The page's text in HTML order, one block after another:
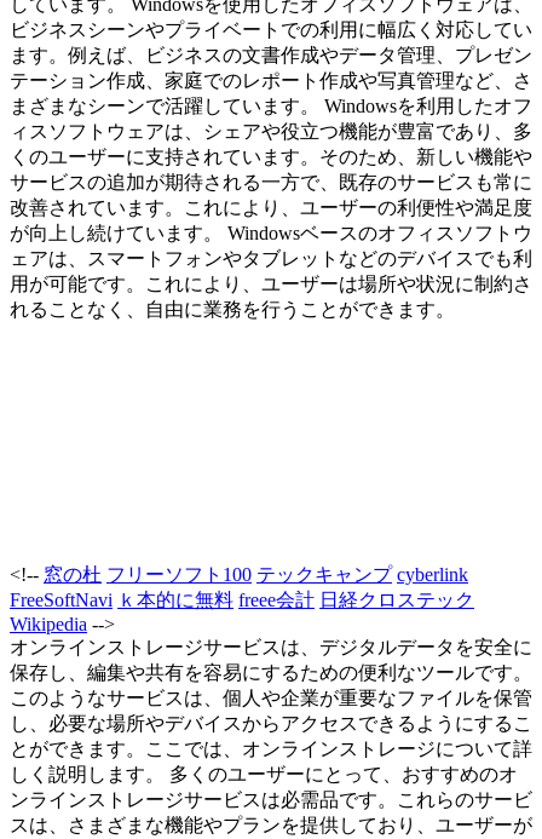
しています。 Windowsを使用したオフィスソフトウェアは、
ビジネスシーンやプライベートでの利用に幅広く対応してい
ます。例えば、ビジネスの文書作成やデータ管理、プレゼン
テーション作成、家庭でのレポート作成や写真管理など、さ
まざまなシーンで活躍しています。 Windowsを利用したオフ
ィスソフトウェアは、シェアや役立つ機能が豊富であり、多
くのユーザーに支持されています。そのため、新しい機能や
サービスの追加が期待される一方で、既存のサービスも常に
改善されています。これにより、ユーザーの利便性や満足度
が向上し続けています。 Windowsベースのオフィスソフトウ
ェアは、スマートフォンやタブレットなどのデバイスでも利
用が可能です。これにより、ユーザーは場所や状況に制約さ
れることなく、自由に業務を行うことができます。
<!-- 窓の杜 フリーソフト100 テックキャンプ cyberlink
FreeSoftNavi ｋ本的に無料 freee会計 日経クロステック
Wikipedia -->
オンラインストレージサービスは、デジタルデータを安全に
保存し、編集や共有を容易にするための便利なツールです。
このようなサービスは、個人や企業が重要なファイルを保管
し、必要な場所やデバイスからアクセスできるようにするこ
とができます。ここでは、オンラインストレージについて詳
しく説明します。 多くのユーザーにとって、おすすめのオ
ンラインストレージサービスは必需品です。これらのサービ
スは、さまざまな機能やプランを提供しており、ユーザーが